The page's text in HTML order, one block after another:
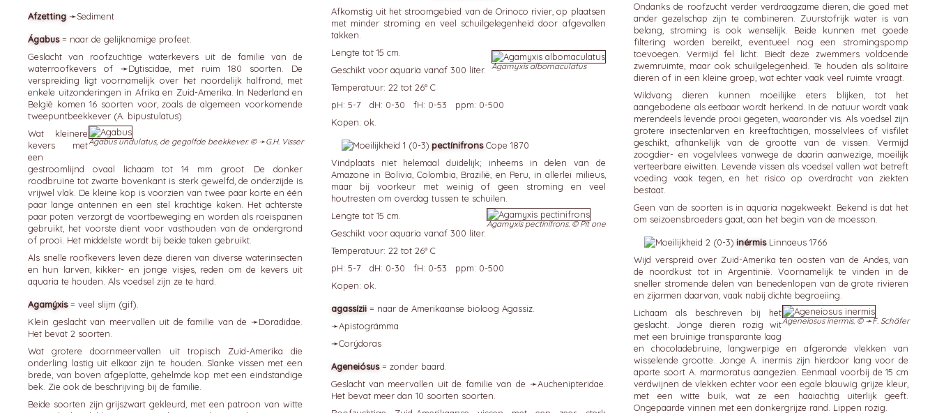
Afzetting ➛Sediment
Ágabus = naar de gelijknamige profeet.
Geslacht van roofzuchtige waterkevers uit de familie van de
waterroofkevers of ➛Dytiscidae , met ruim 180 soorten. De
verspreiding ligt voornamelijk over het noordelijk halfrond, met
enkele uitzonderingen in Afrika en Zuid-Amerika. In Nederland en
België komen 16 soorten voor, zoals de algemeen voorkomende
tweepuntbeekkever (A. bipustulatus).
Agabus undulatus, de gegolfde beekkever. © ➛G.H. Visser
Wat kleinere
kevers met
een
gestroomlijnd ovaal lichaam tot 14 mm groot. De donker
roodbruine tot zwarte bovenkant is sterk gewelfd, de onderzijde is
vrijwel vlak. De kleine kop is voorzien van twee paar korte en één
paar lange antennen en een stel krachtige kaken. Het achterste
paar poten verzorgt de voortbeweging en worden als roeispanen
gebruikt, het voorste dient voor vasthouden van de ondergrond
of prooi. Het middelste wordt bij beide taken gebruikt.
Als snelle roofkevers leven deze dieren van diverse waterinsecten
en hun larven, kikker- en jonge visjes, reden om de kevers uit
aquaria te houden. Als voedsel zijn ze te hard.
Agamýxis = veel slijm (gif).
Klein geslacht van meervallen uit de familie van de ➛Doradidae
Het bevat 2 soorten.
Wat grotere doornmeervallen uit tropisch Zuid-Amerika die
onderling lastig uit elkaar zijn te houden. Slanke vissen met een
brede, van boven afgeplatte, gehelmde kop met een eindstandige
bek. Zie ook de beschrijving bij de familie.
Beide soorten zijn grijszwart gekleurd, met een patroon van witte
Afkomstig uit het stroomgebied van de Orinoco rivier, op plaatsen
met minder stroming en veel schuilgelegenheid door afgevallen
takken.
Agamyxis albomaculatus
Lengte tot 15 cm.
Geschikt voor aquaria vanaf 300 liter.
Temperatuur: 22 tot 26° C
pH: 5-7 dH: 0-30 fH: 0-53 ppm: 0-500
Kopen: ok.
pectínifronsCope 1870
Vindplaats niet helemaal duidelijk; inheems in delen van de
Amazone in Bolivia, Colombia, Brazilië, en Peru, in allerlei milieus,
maar bij voorkeur met weinig of geen stroming en veel
houtresten om overdag tussen te schuilen.
Agamyxis pectinifrons. © Pit one
Lengte tot 15 cm.
Geschikt voor aquaria vanaf 300 liter.
Temperatuur: 22 tot 26° C
pH: 5-7 dH: 0-30 fH: 0-53 ppm: 0-500
Kopen: ok.
agassízii = naar de Amerikaanse bioloog Agassiz.
➛Apistográmma
➛Corýdoras
Ageneiósus = zonder baard.
Geslacht van meervallen uit de familie van de ➛Auchenipteridae
Het bevat meer dan 10 soorten soorten.
Ondanks de roofzucht verder verdraagzame dieren, die goed met
ander gezelschap zijn te combineren. Zuurstofrijk water is van
belang, stroming is ook wenselijk. Beide kunnen met goede
filtering worden bereikt, eventueel nog een stromingspomp
toevoegen. Vermijd fel licht. Biedt deze zwemmers voldoende
zwemruimte, maar ook schuilgelegenheid. Te houden als solitaire
dieren of in een kleine groep, wat echter vaak veel ruimte vraagt.
Wildvang dieren kunnen moeilijke eters blijken, tot het
aangebodene als eetbaar wordt herkend. In de natuur wordt vaak
merendeels levende prooi gegeten, waaronder vis. Als voedsel zijn
grotere insectenlarven en kreeftachtigen, mosselvlees of visfilet
geschikt, afhankelijk van de grootte van de vissen. Vermijd
zoogdier- en vogelvlees vanwege de daarin aanwezige, moeilijk
verteerbare eiwitten. Levende vissen als voedsel vallen wat betreft
voeding vaak tegen, en het risico op overdracht van ziekten
bestaat.
Geen van de soorten is in aquaria nagekweekt. Bekend is dat het
om seizoensbroeders gaat, aan het begin van de moesson.
inérmisLinnaeus 1766
Wijd verspreid over Zuid-Amerika ten oosten van de Andes, van
de noordkust tot in Argentinië. Voornamelijk te vinden in de
sneller stromende delen van benedenlopen van de grote rivieren
en zijarmen daarvan, vaak nabij dichte begroeiing.
Ageneiosus inermis. © ➛F. Schäfer
Lichaam als beschreven bij het
geslacht. Jonge dieren rozig wit
met een bruinige transparante laag
en chocoladebruine, langwerpige en afgeronde vlekken van
wisselende grootte. Jonge A. inermis zijn hierdoor lang voor de
aparte soort A. marmoratus aangezien. Eenmaal voorbij de 15 cm
verdwijnen de vlekken echter voor een egale blauwig grijze kleur,
met een witte buik, wat ze een haaiachtig uiterlijk geeft.
Ongepaarde vinnen met een donkergrijze rand. Lippen rozig.